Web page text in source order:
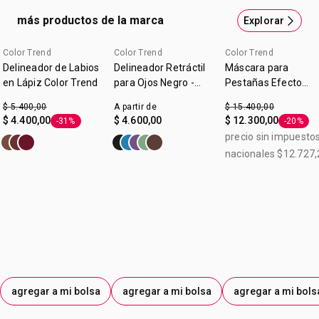
más productos de la marca Explorar
Color Trend
Delineador de Labios
en Lápiz Color Trend
$ 5.400,00
$ 4.400,00 Etiqueta -31%
-31%
agregar a mi bolsa
Color Trend
Delineador Retráctil
para Ojos Negro -
A partir de
$ 4.600,00
agregar a mi bolsa
Color Trend
Máscara para
Pestañas Efecto
Longitud Color
Chocolate 7g
$ 15.400,00
$ 12.300,00 Etiqueta
-20%
precio sin
nacionales
agregar a mi